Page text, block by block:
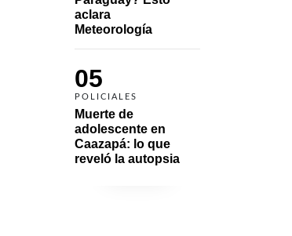
aclara
Meteorología
05
POLICIALES
Muerte de
adolescente en
Caazapá: lo que
reveló la autopsia